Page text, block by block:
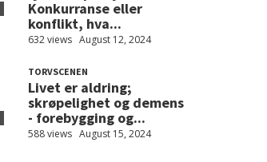
Konkurranse eller
konflikt, hva...
632 views August 12, 2024
TORVSCENEN
Livet er aldring;
skrøpelighet og demens
- forebygging og...
588 views August 15, 2024